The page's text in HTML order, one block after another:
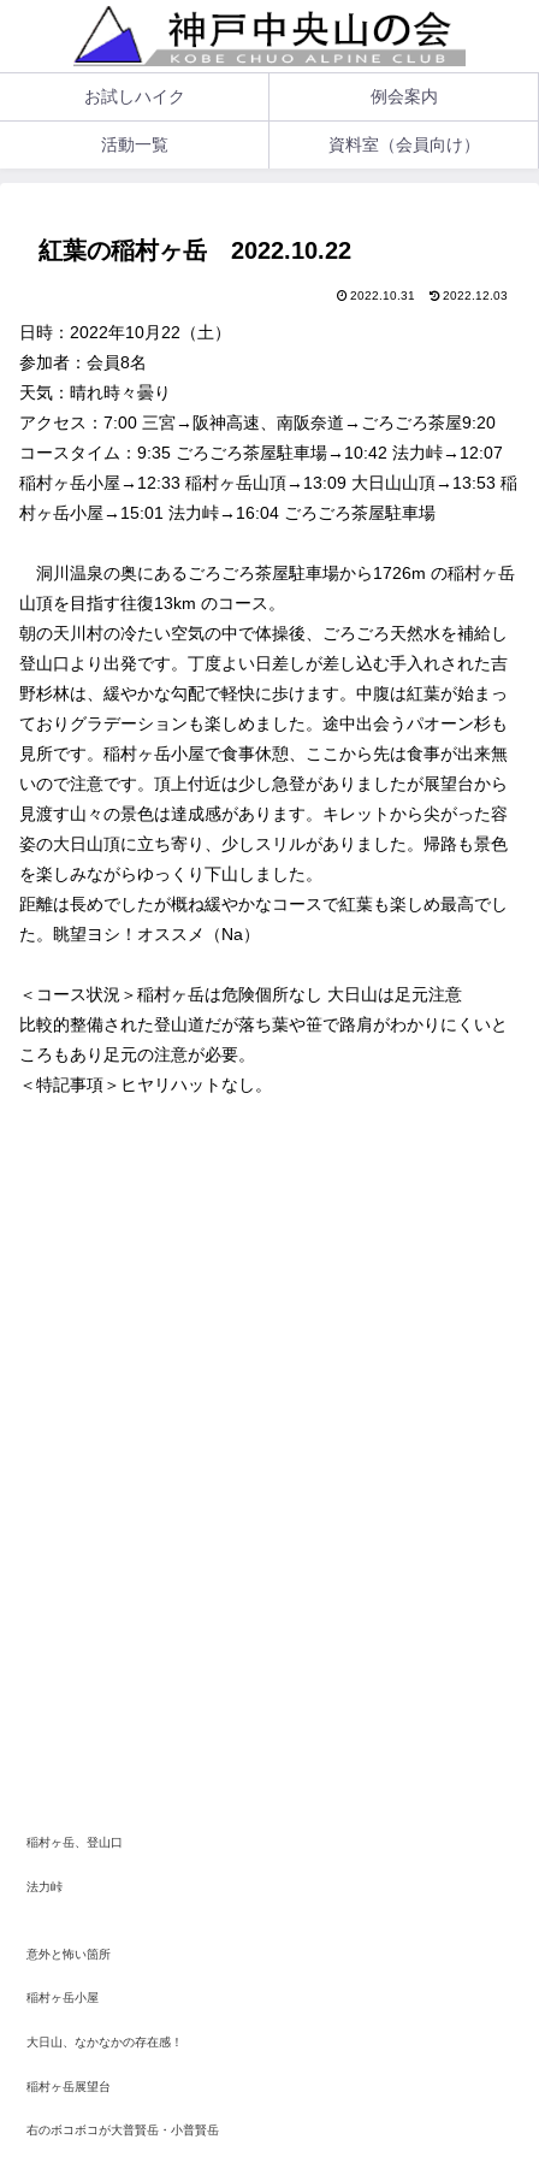
お試しハイク 例会案内
活動一覧 資料室（会員向け）
紅葉の稲村ヶ岳 2022.10.22
2022.10.31 2022.12.03
日時：2022年10月22（土）
参加者：会員8名
天気：晴れ時々曇り
アクセス：7:00 三宮→阪神高速、南阪奈道→ごろごろ茶屋9:20
コースタイム：9:35 ごろごろ茶屋駐車場→10:42 法力峠→12:07
稲村ヶ岳小屋→12:33 稲村ヶ岳山頂→13:09 大日山山頂→13:53 稲
村ヶ岳小屋→15:01 法力峠→16:04 ごろごろ茶屋駐車場
洞川温泉の奥にあるごろごろ茶屋駐車場から1726m の稲村ヶ岳
山頂を目指す往復13km のコース。
朝の天川村の冷たい空気の中で体操後、ごろごろ天然水を補給し
登山口より出発です。丁度よい日差しが差し込む手入れされた吉
野杉林は、緩やかな勾配で軽快に歩けます。中腹は紅葉が始まっ
ておりグラデーションも楽しめました。途中出会うパオーン杉も
見所です。稲村ヶ岳小屋で食事休憩、ここから先は食事が出来無
いので注意です。頂上付近は少し急登がありましたが展望台から
見渡す山々の景色は達成感があります。キレットから尖がった容
姿の大日山頂に立ち寄り、少しスリルがありました。帰路も景色
を楽しみながらゆっくり下山しました。
距離は長めでしたが概ね緩やかなコースで紅葉も楽しめ最高でし
た。眺望ヨシ！オススメ（Na）
＜コース状況＞稲村ヶ岳は危険個所なし 大日山は足元注意
比較的整備された登山道だが落ち葉や笹で路肩がわかりにくいと
ころもあり足元の注意が必要。
＜特記事項＞ヒヤリハットなし。
稲村ヶ岳、登山口
法力峠
意外と怖い箇所
稲村ヶ岳小屋
大日山、なかなかの存在感！
稲村ヶ岳展望台
右のボコボコが大普賢岳・小普賢岳